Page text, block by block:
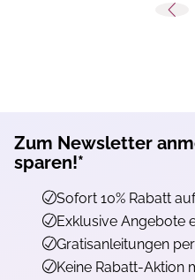
Zum Newsletter
sparen!*
Sofort 10% Rabatt
Exklusive Angebote
Gratisanleitungen
Keine Rabatt-Aktion